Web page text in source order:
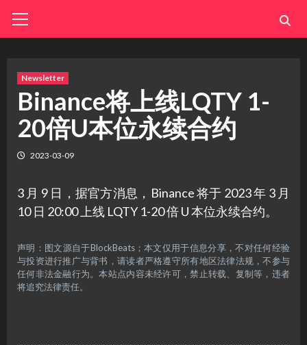
Menu
Newsletter
Binance将上线LQTY 1-
20倍U本位永续合约
2023-03-09
3 月 9 日，据官方消息，Binance 将于 2023 年 3 月
10 日 20:00 上线 LQTY 1-20 倍 U 本位永续合约。
声明：图文源自于BlockBeats；本文仅用于信息分享，不对任何经验
与投资进行推广与背书，请读者严格遵守所有地区法律法规，不参与
任何非法金融行为。本站点内容未经许可，禁止转载、复制等，违者
将追究法律责任。